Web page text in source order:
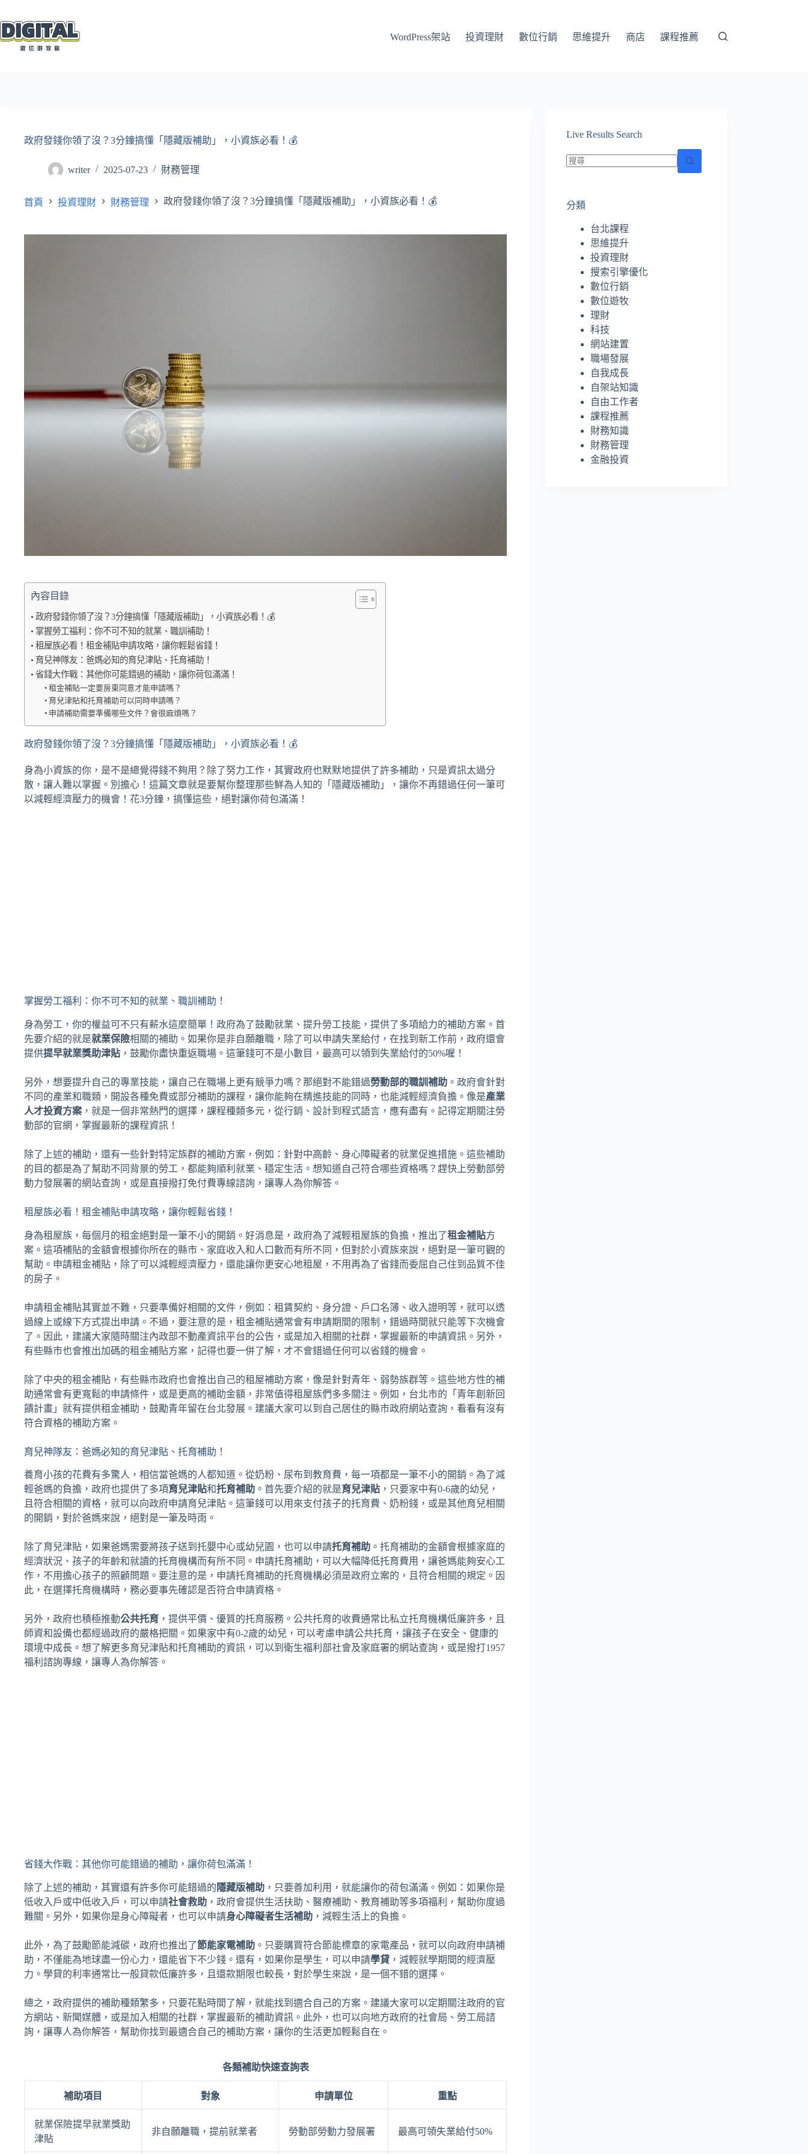
至
主
WordPress架站 投資理財 數位行銷 思維提升 商店 課程推薦
政府發錢你領了沒？3分鐘搞懂「隱藏版補助」，小資族必看！💰
writer 2025-07-23 財務管理
首頁 投資理財 財務管理 政府發錢你領了沒？3分鐘搞懂「隱藏版補助」，小資族必看！💰
內容目錄
政府發錢你領了沒？3分鐘搞懂「隱藏版補助」，小資族必看！💰
掌握勞工福利：你不可不知的就業、職訓補助！
租屋族必看！租金補貼申請攻略，讓你輕鬆省錢！
育兒神隊友：爸媽必知的育兒津貼、托育補助！
省錢大作戰：其他你可能錯過的補助，讓你荷包滿滿！
租金補貼一定要房東同意才能申請嗎？
育兒津貼和托育補助可以同時申請嗎？
申請補助需要準備哪些文件？會很麻煩嗎？
政府發錢你領了沒？3分鐘搞懂「隱藏版補助」，小資族必看！💰
身為小資族的你，是不是總覺得錢不夠用？除了努力工作，其實政府也默默地提供了許多補助，只是資訊太過分
散，讓人難以掌握。別擔心！這篇文章就是要幫你整理那些鮮為人知的「隱藏版補助」，讓你不再錯過任何一筆可
以減輕經濟壓力的機會！花3分鐘，搞懂這些，絕對讓你荷包滿滿！
掌握勞工福利：你不可不知的就業、職訓補助！
身為勞工，你的權益可不只有薪水這麼簡單！政府為了鼓勵就業、提升勞工技能，提供了多項給力的補助方案。首
先要介紹的就是就業保險相關的補助。如果你是非自願離職，除了可以申請失業給付，在找到新工作前，政府還會
提供提早就業獎助津貼 ，鼓勵你盡快重返職場。這筆錢可不是小數目，最高可以領到失業給付的50%喔！
另外，想要提升自己的專業技能，讓自己在職場上更有競爭力嗎？那絕對不能錯過勞動部的職訓補助 。政府會針對
不同的產業和職類，開設各種免費或部分補助的課程，讓你能夠在精進技能的同時，也能減輕經濟負擔。像是產業
人才投資方案 ，就是一個非常熱門的選擇，課程種類多元，從行銷、設計到程式語言，應有盡有。記得定期關注勞
動部的官網，掌握最新的課程資訊！
除了上述的補助，還有一些針對特定族群的補助方案，例如：針對中高齡、身心障礙者的就業促進措施。這些補助
的目的都是為了幫助不同背景的勞工，都能夠順利就業、穩定生活。想知道自己符合哪些資格嗎？趕快上勞動部勞
動力發展署的網站查詢，或是直接撥打免付費專線諮詢，讓專人為你解答。
租屋族必看！租金補貼申請攻略，讓你輕鬆省錢！
身為租屋族，每個月的租金絕對是一筆不小的開銷。好消息是，政府為了減輕租屋族的負擔，推出了租金補貼方
案。這項補貼的金額會根據你所在的縣市、家庭收入和人口數而有所不同，但對於小資族來說，絕對是一筆可觀的
幫助。申請租金補貼，除了可以減輕經濟壓力，還能讓你更安心地租屋，不用再為了省錢而委屈自己住到品質不佳
的房子。
申請租金補貼其實並不難，只要準備好相關的文件，例如：租賃契約、身分證、戶口名簿、收入證明等，就可以透
過線上或線下方式提出申請。不過，要注意的是，租金補貼通常會有申請期間的限制，錯過時間就只能等下次機會
了。因此，建議大家隨時關注內政部不動產資訊平台的公告，或是加入相關的社群，掌握最新的申請資訊。另外，
有些縣市也會推出加碼的租金補貼方案，記得也要一併了解，才不會錯過任何可以省錢的機會。
除了中央的租金補貼，有些縣市政府也會推出自己的租屋補助方案，像是針對青年、弱勢族群等。這些地方性的補
助通常會有更寬鬆的申請條件，或是更高的補助金額，非常值得租屋族們多多關注。例如，台北市的「青年創新回
饋計畫」就有提供租金補助，鼓勵青年留在台北發展。建議大家可以到自己居住的縣市政府網站查詢，看看有沒有
符合資格的補助方案。
育兒神隊友：爸媽必知的育兒津貼、托育補助！
養育小孩的花費有多驚人，相信當爸媽的人都知道。從奶粉、尿布到教育費，每一項都是一筆不小的開銷。為了減
輕爸媽的負擔，政府也提供了多項育兒津貼和托育補助 。首先要介紹的就是育兒津貼 ，只要家中有0-6歲的幼兒，
且符合相關的資格，就可以向政府申請育兒津貼。這筆錢可以用來支付孩子的托育費、奶粉錢，或是其他育兒相關
的開銷，對於爸媽來說，絕對是一筆及時雨。
除了育兒津貼，如果爸媽需要將孩子送到托嬰中心或幼兒園，也可以申請托育補助 。托育補助的金額會根據家庭的
經濟狀況、孩子的年齡和就讀的托育機構而有所不同。申請托育補助，可以大幅降低托育費用，讓爸媽能夠安心工
作，不用擔心孩子的照顧問題。要注意的是，申請托育補助的托育機構必須是政府立案的，且符合相關的規定。因
此，在選擇托育機構時，務必要事先確認是否符合申請資格。
另外，政府也積極推動公共托育 ，提供平價、優質的托育服務。公共托育的收費通常比私立托育機構低廉許多，且
師資和設備也都經過政府的嚴格把關。如果家中有0-2歲的幼兒，可以考慮申請公共托育，讓孩子在安全、健康的
環境中成長。想了解更多育兒津貼和托育補助的資訊，可以到衛生福利部社會及家庭署的網站查詢，或是撥打1957
福利諮詢專線，讓專人為你解答。
省錢大作戰：其他你可能錯過的補助，讓你荷包滿滿！
除了上述的補助，其實還有許多你可能錯過的 隱藏版補助 ，只要善加利用，就能讓你的荷包滿滿。例如：如果你是
低收入戶或中低收入戶，可以申請社會救助 ，政府會提供生活扶助、醫療補助、教育補助等多項福利，幫助你度過
難關。另外，如果你是身心障礙者，也可以申請身心障礙者生活補助 ，減輕生活上的負擔。
此外，為了鼓勵節能減碳，政府也推出了節能家電補助 。只要購買符合節能標章的家電產品，就可以向政府申請補
助，不僅能為地球盡一份心力，還能省下不少錢。還有，如果你是學生，可以申請學貸 ，減輕就學期間的經濟壓
力。學貸的利率通常比一般貸款低廉許多，且還款期限也較長，對於學生來說，是一個不錯的選擇。
總之，政府提供的補助種類繁多，只要花點時間了解，就能找到適合自己的方案。建議大家可以定期關注政府的官
方網站、新聞媒體，或是加入相關的社群，掌握最新的補助資訊。此外，也可以向地方政府的社會局、勞工局諮
詢，讓專人為你解答，幫助你找到最適合自己的補助方案，讓你的生活更加輕鬆自在。
各類補助快速查詢表
補助項目 對象 申請單位 重點
就業保險提早就業獎助
津貼
非自願離職，提前就業者 勞動部勞動力發展署 最高可領失業給付50%
Live Results Search
到
分類
台北課程
思維提升
投資理財
搜索引擎優化
數位行銷
數位遊牧
理財
科技
網站建置
職場發展
自我成長
自架站知識
自由工作者
課程推薦
財務知識
財務管理
金融投資